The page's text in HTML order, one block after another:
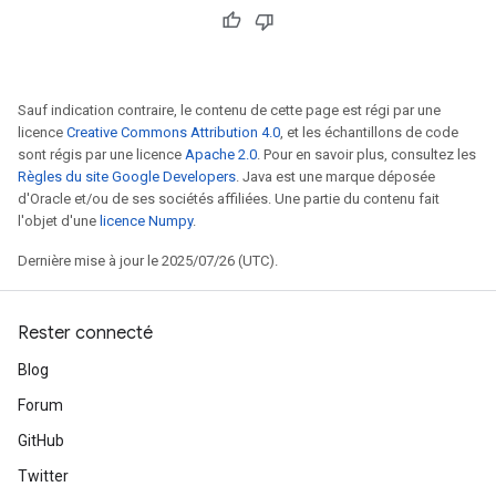
Sauf indication contraire, le contenu de cette page est régi par une
licence Creative Commons Attribution 4.0, et les échantillons de code
sont régis par une licence Apache 2.0. Pour en savoir plus, consultez les
Règles du site Google Developers. Java est une marque déposée
d'Oracle et/ou de ses sociétés affiliées. Une partie du contenu fait
l'objet d'une licence Numpy.
Dernière mise à jour le 2025/07/26 (UTC).
Rester connecté
Blog
Forum
GitHub
Twitter